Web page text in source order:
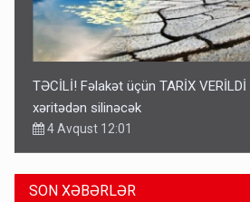
TƏCİLİ! Fəlakət üçün TARİX
xəritədən silinəcək
4 Avqust 12:01
SON XƏBƏRLƏR